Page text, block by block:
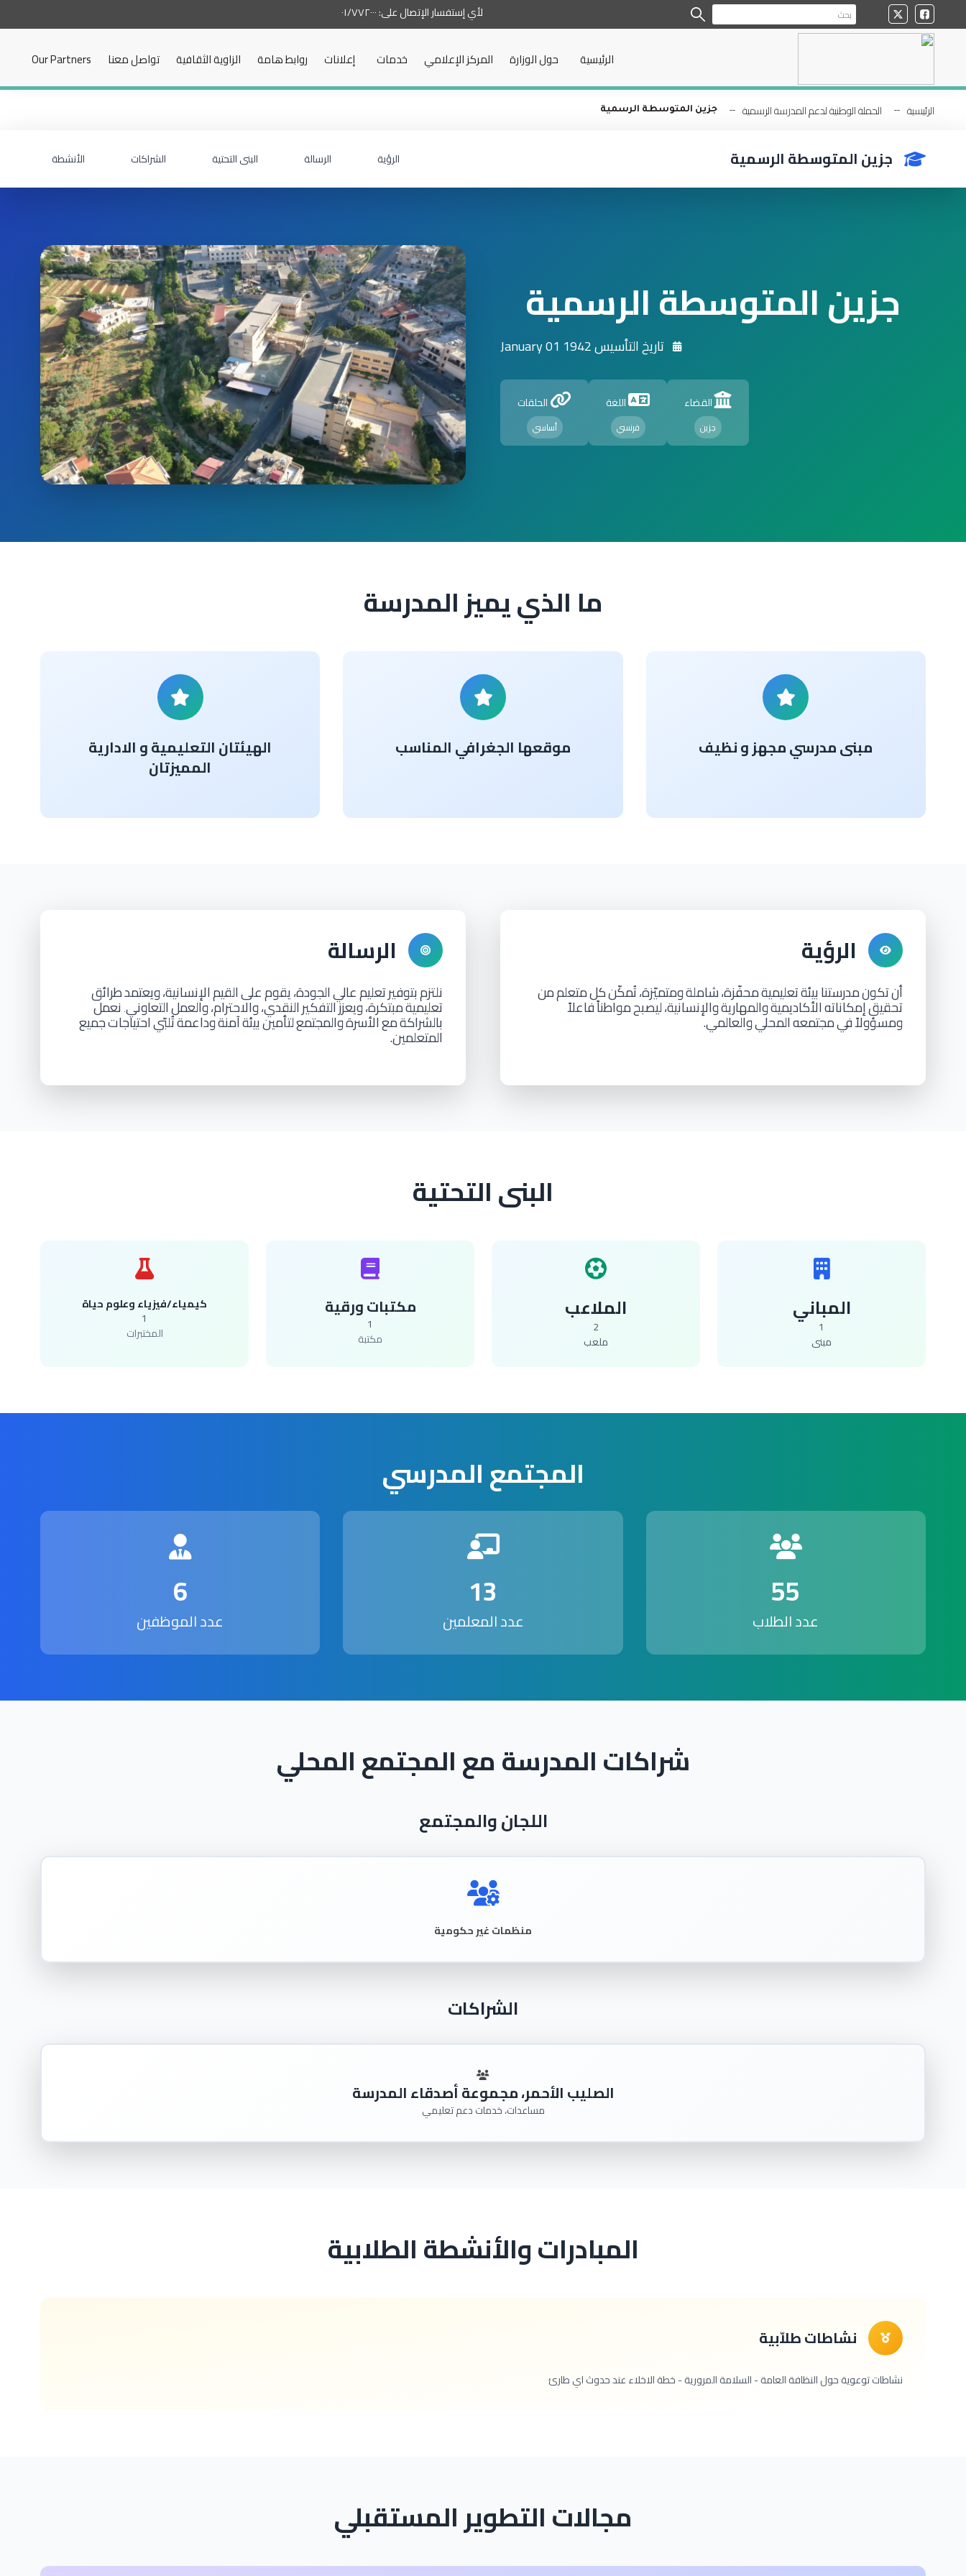
لأي إستفسار الإتصال على:٠١/٧٧٢٠٠٠
الرئيسية حول الوزارة المركز الإعلامي خدمات إعلانات روابط هامة الزاوية الثقافية تواصل معنا Our Partners
الرئيسية الحملة الوطنية لدعم المدرسة الرسمية جزين المتوسطة الرسمية
جزين المتوسطة الرسمية الرؤية الرسالة البنى التحتية الشراكات الأنشطة
جزين المتوسطة الرسمية
تاريخ التأسيس 1942 January 01
القضاء
جزين
اللغة
فرنسي
الحلقات
أساسي
ما الذي يميز المدرسة
مبنى مدرسي مجهز و نظيف موقعها الجغرافي المناسب الهيئتان التعليمية و الادارية
المميزتان
الرؤية
أنتكونمدرستنابيئةتعليميةمحفّزة،شاملةومتميّزة،تُمكّنكلمتعلممن
تحقيقإمكاناتهالأكاديميةوالمهاريةوالإنسانية،ليصبحمواطناًفاعلاً
ومسؤولاًفيمجتمعهالمحليوالعالمي.
الرسالة
نلتزمبتوفيرتعليمعاليالجودة،يقومعلىالقيمالإنسانية،ويعتمدطرائق
تعليميةمبتكرة،ويعززالتفكيرالنقدي،والاحترام،والعملالتعاوني. نعمل
بالشراكةمعالأسرةوالمجتمعلتأمينبيئةآمنةوداعمةتُلبّياحتياجاتجميع
المتعلمين.
البنى التحتية
المباني
1
مبنى
الملاعب
2
ملعب
مكتبات ورقية
1
مكتبة
كيمياء/فيزياء وعلوم حياة
1
المختبرات
المجتمع المدرسي
55
عدد الطلاب
13
عدد المعلمين
6
عدد الموظفين
شراكات المدرسة مع المجتمع المحلي
اللجان والمجتمع
منظمات غير حكومية
الشراكات
الصليب الأحمر، مجموعة أصدقاء المدرسة
مساعدات، خدمات دعم تعليمي
المبادرات والأنشطة الطلابية
نشاطات طلاّبية
نشاطات توعوية حول النظافة العامة - السلامة المرورية - خطة الاخلاء عند حدوث اي طارئ
مجالات التطوير المستقبلي